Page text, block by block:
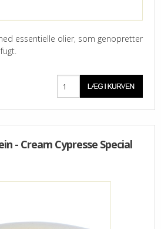
essentielle olier, som genopretter
- Cream Cypresse Special